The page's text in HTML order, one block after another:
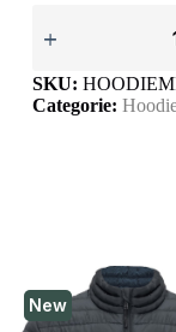
SKU:
Categorie:
New